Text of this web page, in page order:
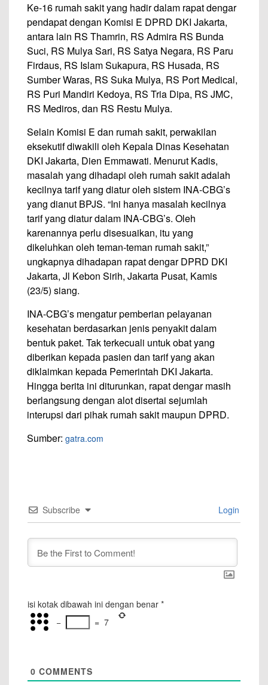
Ke-16 rumah sakit yang hadir dalam rapat dengar
pendapat dengan Komisi E DPRD DKI Jakarta,
antara lain RS Thamrin, RS Admira RS Bunda
Suci, RS Mulya Sari, RS Satya Negara, RS Paru
Firdaus, RS Islam Sukapura, RS Husada, RS
Sumber Waras, RS Suka Mulya, RS Port Medical,
RS Puri Mandiri Kedoya, RS Tria Dipa, RS JMC,
RS Mediros, dan RS Restu Mulya.
Selain Komisi E dan rumah sakit, perwakilan
eksekutif diwakili oleh Kepala Dinas Kesehatan
DKI Jakarta, Dien Emmawati. Menurut Kadis,
masalah yang dihadapi oleh rumah sakit adalah
kecilnya tarif yang diatur oleh sistem INA-CBG’s
yang dianut BPJS. “Ini hanya masalah kecilnya
tarif yang diatur dalam INA-CBG’s. Oleh
karenannya perlu disesuaikan, itu yang
dikeluhkan oleh teman-teman rumah sakit,”
ungkapnya dihadapan rapat dengar DPRD DKI
Jakarta, Jl Kebon Sirih, Jakarta Pusat, Kamis
(23/5) siang.
INA-CBG’s mengatur pemberian pelayanan
kesehatan berdasarkan jenis penyakit dalam
bentuk paket. Tak terkecuali untuk obat yang
diberikan kepada pasien dan tarif yang akan
diklaimkan kepada Pemerintah DKI Jakarta.
Hingga berita ini diturunkan, rapat dengar masih
berlangsung dengan alot disertai sejumlah
interupsi dari pihak rumah sakit maupun DPRD.
Sumber: gatra.com
Subscribe Login
isi kotak dibawah ini dengan benar *
−
= 7
0 COMMENTS